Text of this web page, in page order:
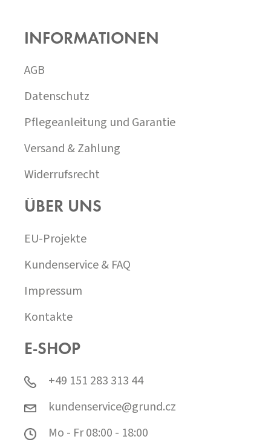
INFORMATIONEN
AGB
Datenschutz
Pflegeanleitung und Garantie
Versand & Zahlung
Widerrufsrecht
ÜBER UNS
EU-Projekte
Kundenservice & FAQ
Impressum
Kontakte
E-SHOP
+49 151 283 313 44
kundenservice@grund.cz
Mo - Fr 08:00 - 18:00